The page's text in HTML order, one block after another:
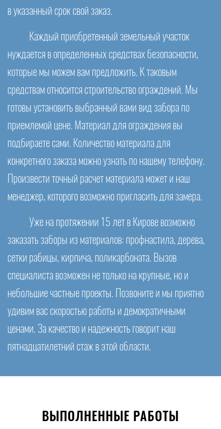
в указанный срок свой заказ.
Каждый приобретенный земельный участок
нуждается в определенных средствах безопасности,
которые мы можем вам предложить. К таковым
средствам относится строительство ограждений. Мы
готовы установить выбранный вами вид забора по
приемлемой цене. Материал для ограждения вы
подбираете сами. Количество материала для
конкретного заказа можно узнать по нашему телефону.
Произвести точный расчет материала может и наш
менеджер, которого возможно пригласить для замера.
Уже на протяжении 15 лет в Кирове возможно
заказать заборы из материалов: профнастила, дерева,
сетки рабицы, кирпича, поликарбоната. Вызов
специалиста возможен не только на крупные, но и
небольшие частные проекты. Позвоните и мы приятно
удивим вас скоростью работы и демократичными
ценами. За качество и надежность говорит наш
пятнадцатилетний стаж в этой области.
ВЫПОЛНЕННЫЕ РАБОТЫ